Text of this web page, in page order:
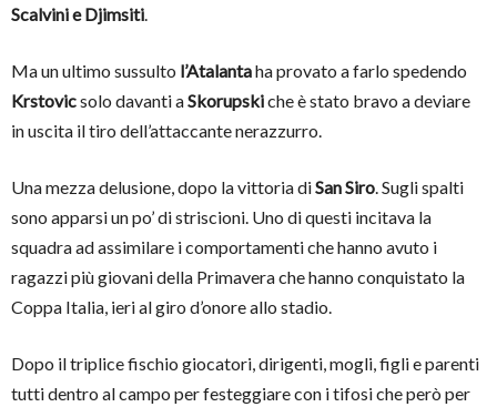
Scalvini e Djimsiti.
Ma un ultimo sussulto l’Atalantaha provato a farlo spedendo
Krstovicsolo davanti aSkorupskiche è stato bravo a deviare
in uscita il tiro dell’attaccante nerazzurro.
Una mezza delusione, dopo la vittoria diSan Siro. Sugli spalti
sono apparsi un po’ di striscioni. Uno di questi incitava la
squadra ad assimilare i comportamenti che hanno avuto i
ragazzi più giovani della Primavera che hanno conquistato la
Coppa Italia, ieri al giro d’onore allo stadio.
Dopo il triplice fischio giocatori, dirigenti, mogli, figli e parenti
tutti dentro al campo per festeggiare con i tifosi che però per